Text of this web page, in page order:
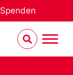
Spenden